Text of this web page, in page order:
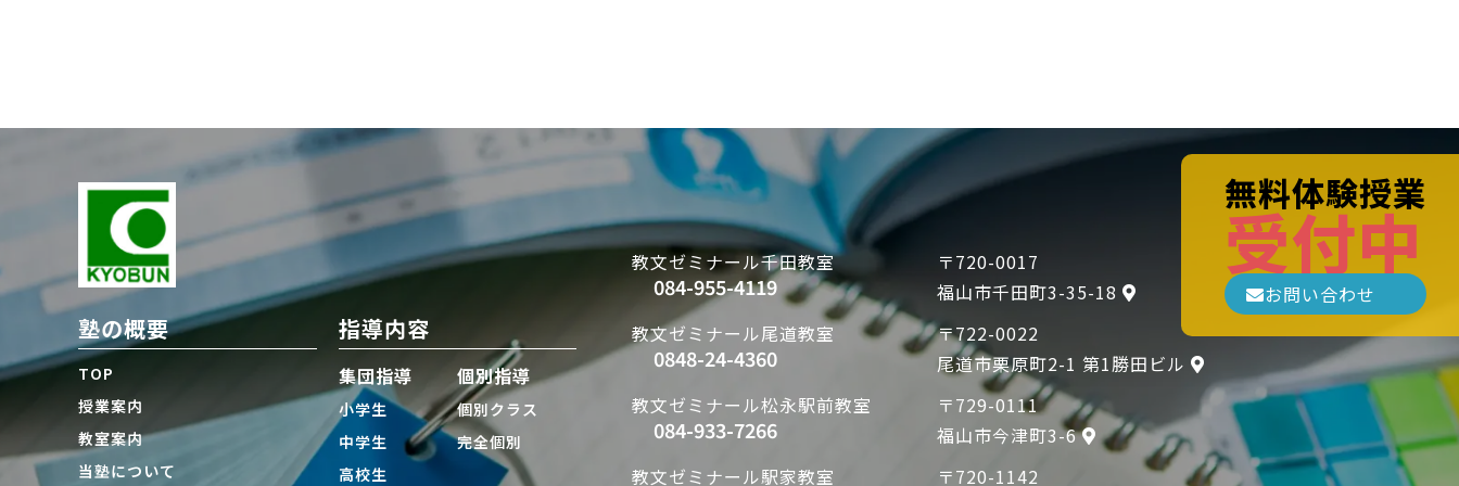
無料体験授業
受付中
お問い合わせ
塾の概要
TOP
授業案内
教室案内
当塾について
指導内容
集団指導
小学生
中学生
高校生
個別指導
個別クラス
完全個別
教文ゼミナール千田教室
084-955-4119
〒720-0017
福山市千田町3-35-18
教文ゼミナール尾道教室
0848-24-4360
〒722-0022
尾道市栗原町2-1 第1勝田ビル
教文ゼミナール松永駅前教室
084-933-7266
〒729-0111
福山市今津町3-6
教文ゼミナール駅家教室 〒720-1142